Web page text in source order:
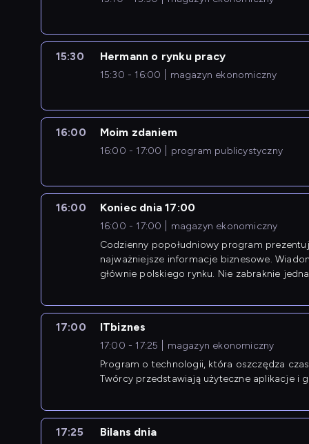
15:30 Hermann o rynku pracy
15:30 - 16:00 magazyn ekonomiczny
16:00 Moim zdaniem
16:00 - 17:00 program publicystyczny
16:00 Koniec dnia 17:00
16:00 - 17:00
magazyn ekonomiczny
Codzienny popołudniowy program
najważniejsze informacje biznesowe.
głównie polskiego rynku. Nie zabraknie
17:00 ITbiznes
17:00 - 17:25
magazyn ekonomiczny
Program o technologii, która oszczędza
Twórcy przedstawiają użyteczne aplikacje i
17:25 Bilans dnia